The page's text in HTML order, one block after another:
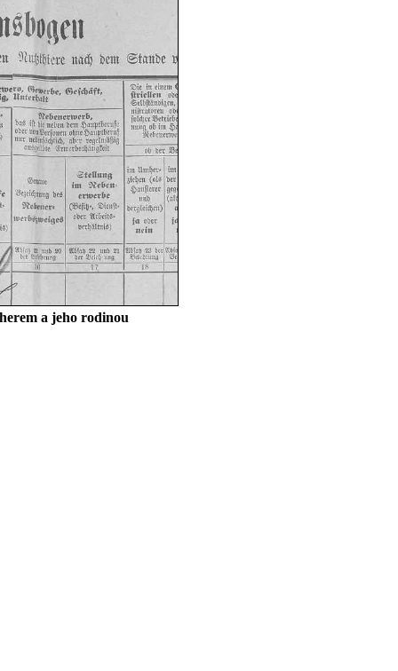
a jeho rodinou